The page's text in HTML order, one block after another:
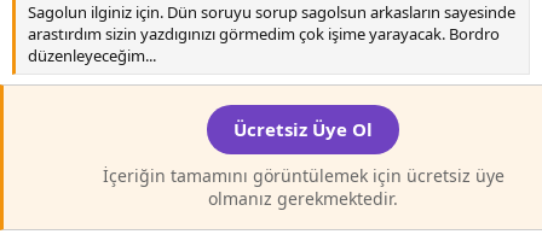
Sagolun ilginiz için. Dün soruyu sorup sagolsun arkasların sayesinde
arastırdım sizin yazdıgınızı görmedim çok işime yarayacak. Bordro
düzenleyeceğim...
Ücretsiz Üye Ol
İçeriğin tamamını görüntülemek için ücretsiz üye
olmanız gerekmektedir.